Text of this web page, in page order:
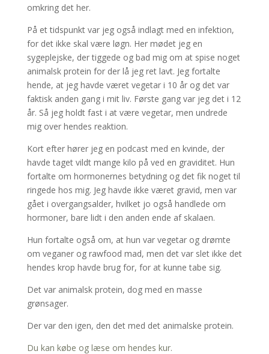
omkring det her.
På et tidspunkt var jeg også indlagt med en infektion,
for det ikke skal være løgn. Her mødet jeg en
sygeplejske, der tiggede og bad mig om at spise noget
animalsk protein for der lå jeg ret lavt. Jeg fortalte
hende, at jeg havde været vegetar i 10 år og det var
faktisk anden gang i mit liv. Første gang var jeg det i 12
år. Så jeg holdt fast i at være vegetar, men undrede
mig over hendes reaktion.
Kort efter hører jeg en podcast med en kvinde, der
havde taget vildt mange kilo på ved en graviditet. Hun
fortalte om hormonernes betydning og det fik noget til
ringede hos mig. Jeg havde ikke været gravid, men var
gået i overgangsalder, hvilket jo også handlede om
hormoner, bare lidt i den anden ende af skalaen.
Hun fortalte også om, at hun var vegetar og drømte
om veganer og rawfood mad, men det var slet ikke det
hendes krop havde brug for, for at kunne tabe sig.
Det var animalsk protein, dog med en masse
grønsager.
Der var den igen, den det med det animalske protein.
Du kan købe og læse om hendes kur.